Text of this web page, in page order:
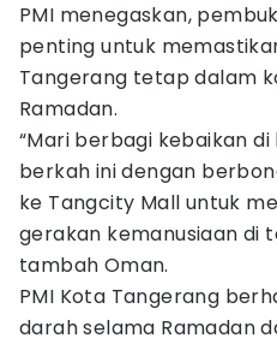
PMI menegaskan,
penting untuk
Tangerang tetap dalam
Ramadan.
“Mari berbagi kebaikan
berkah ini dengan
ke Tangcity Mall untuk
gerakan kemanusiaan di
tambah Oman.
PMI Kota Tangerang
darah selama Ramadan